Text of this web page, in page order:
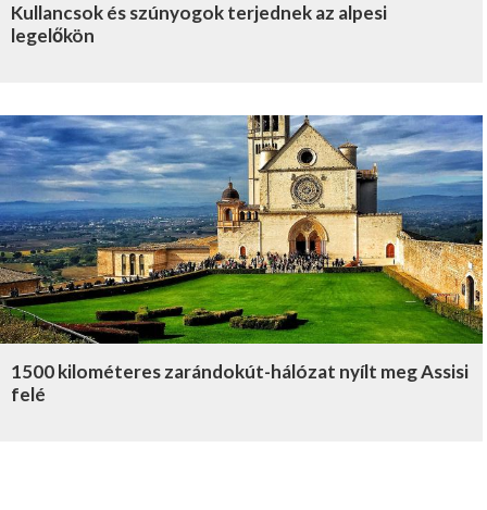
Kullancsok és szúnyogok terjednek az alpesi
legelőkön
1500 kilométeres zarándokút-hálózat nyílt meg Assisi
felé